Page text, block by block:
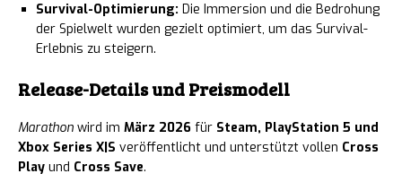
Survival-Optimierung: Die Immersion und die Bedrohung
der Spielwelt wurden gezielt optimiert, um das Survival-
Erlebnis zu steigern.
Release-Details und Preismodell
Marathon wird im März 2026 für Steam, PlayStation 5 und
Xbox Series X|S veröffentlicht und unterstützt vollen Cross
Play und Cross Save.